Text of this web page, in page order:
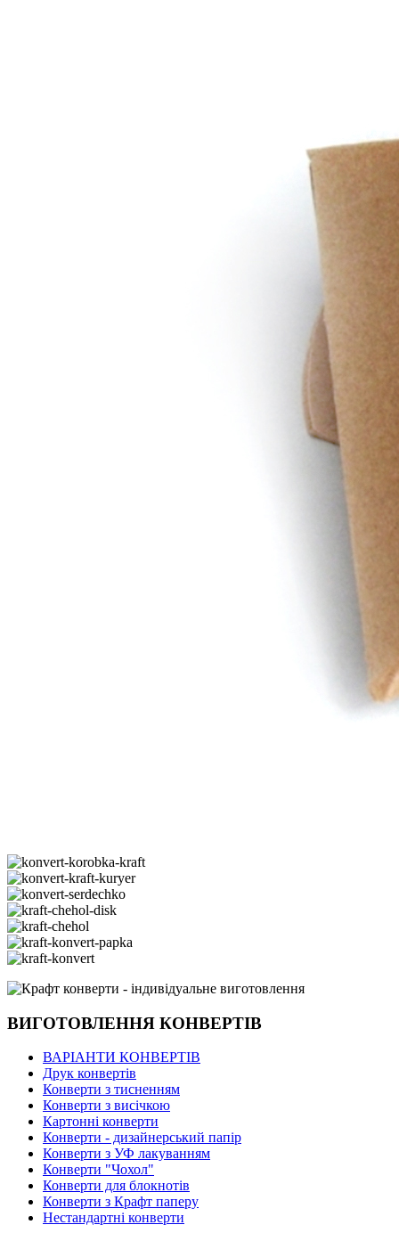
ВИГОТОВЛЕННЯ КОНВЕРТІВ
ВАРІАНТИ КОНВЕРТІВ
Друк конвертів
Конверти з тисненням
Конверти з висічкою
Картонні конверти
Конверти - дизайнерський папір
Конверти з УФ лакуванням
Конверти "Чохол"
Конверти для блокнотів
Конверти з Крафт паперу
Нестандартні конверти